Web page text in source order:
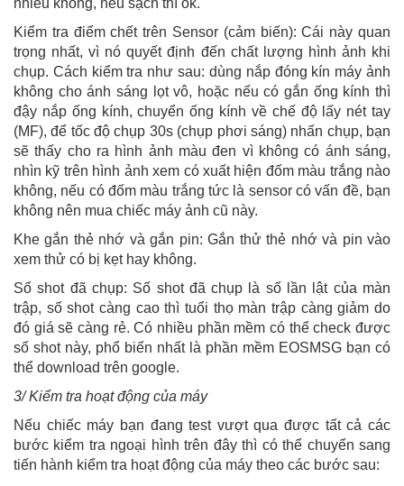
nhiều không, nếu sạch thì ok.
Kiểm tra điểm chết trên Sensor (cảm biến): Cái này quan
trọng nhất, vì nó quyết định đến chất lượng hình ảnh khi
chụp. Cách kiểm tra như sau: dùng nắp đóng kín máy ảnh
không cho ánh sáng lọt vô, hoặc nếu có gắn ống kính thì
đậy nắp ống kính, chuyển ống kính về chế độ lấy nét tay
(MF), để tốc độ chụp 30s (chụp phơi sáng) nhấn chụp, bạn
sẽ thấy cho ra hình ảnh màu đen vì không có ánh sáng,
nhìn kỹ trên hình ảnh xem có xuất hiện đốm màu trắng nào
không, nếu có đốm màu trắng tức là sensor có vấn đề, bạn
không nên mua chiếc máy ảnh cũ này.
Khe gắn thẻ nhớ và gắn pin: Gắn thử thẻ nhớ và pin vào
xem thử có bị kẹt hay không.
Số shot đã chụp: Số shot đã chụp là số lần lật của màn
trập, số shot càng cao thì tuổi thọ màn trập càng giảm do
đó giá sẽ càng rẻ. Có nhiều phần mềm có thể check được
số shot này, phổ biến nhất là phần mềm EOSMSG bạn có
thể download trên google.
3/ Kiểm tra hoạt động của máy
Nếu chiếc máy bạn đang test vượt qua được tất cả các
bước kiểm tra ngoại hình trên đây thì có thể chuyển sang
tiến hành kiểm tra hoạt động của máy theo các bước sau: